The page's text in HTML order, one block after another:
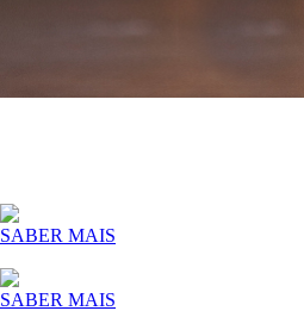
SABER MAIS
SABER MAIS